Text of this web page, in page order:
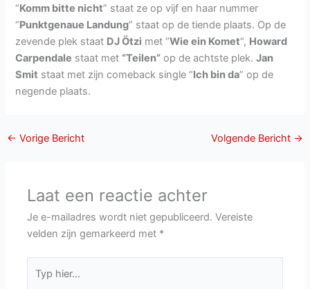
“Komm bitte nicht” staat ze op vijf en haar nummer
“Punktgenaue Landung” staat op de tiende plaats. Op de
zevende plek staat DJ Ötzi met “Wie ein Komet“, Howard
Carpendale staat met “Teilen” op de achtste plek.Jan
Smit staat met zijn comeback single “Ich bin da” op de
negende plaats.
← Vorige Bericht Volgende Bericht →
Laat een reactie achter
Je e-mailadres wordt niet gepubliceerd. Vereiste
velden zijn gemarkeerd met *
hier...